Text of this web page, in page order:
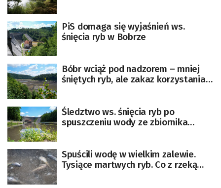
PiS domaga się wyjaśnień ws.
śnięcia ryb w Bobrze
Bóbr wciąż pod nadzorem – mniej
śniętych ryb, ale zakaz korzystania z
Śledztwo ws. śnięcia ryb po
spuszczeniu wody ze zbiornika
Spuścili wodę w wielkim zalewie.
Tysiące martwych ryb. Co z rzeką